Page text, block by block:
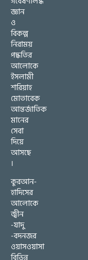
জ্ঞান
ও
বিকল্প
নিরাময়
পদ্ধতির
আলোকে
ইসলামী
শরিয়াহ
মোতাবেক
আন্তর্জাতিক
মানের
সেবা
দিয়ে
আসছে
।
কুরআন-
হাদিসের
আলোকে
জ্বীন
-যাদু
-বদনজর
ওয়াসওয়াসা